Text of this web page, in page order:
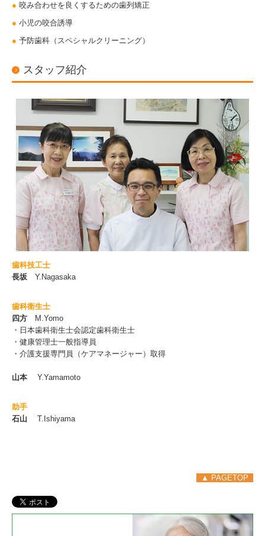
● 咬み合わせを良くするための歯列矯正
● 小児の咬合誘導
● 予防歯科（スペシャルクリーニング）
スタッフ紹介
歯科技工士
長坂 Y.Nagasaka
歯科衛生士
四方 M.Yomo
・日本歯科衛生士会認定歯科衛生士
・健康管理士一般指導員
・介護支援専門員（ケアマネージャー）取得
山本 Y.Yamamoto
助手
石山 T.Ishiyama
▲ PAGETOP